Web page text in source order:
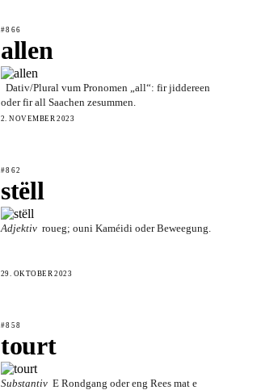
#866
allen
Dativ/Plural vum Pronomen „all“: fir jiddereen
oder fir all Saachen zesummen.
2. NOVEMBER 2023
#862
stëll
Adjektiv roueg; ouni Kaméidi oder Beweegung.
29. OKTOBER 2023
#858
tourt
Substantiv E Rondgang oder eng Rees mat e